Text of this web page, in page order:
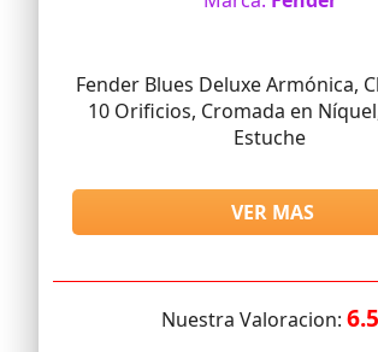
Fender Blues Deluxe Armónica,
10 Orificios, Cromada en
Estuche
VER MAS
Nuestra Valoracion: 6.5